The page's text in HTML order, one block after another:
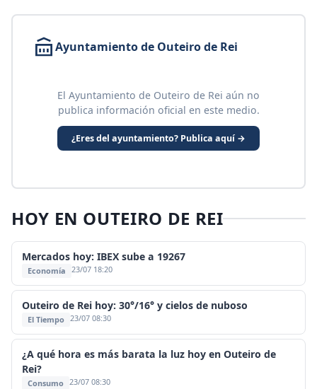
Ayuntamiento de Outeiro de Rei
El Ayuntamiento de Outeiro de Rei aún no
publica información oficial en este medio.
¿Eres del ayuntamiento? Publica aquí →
HOY EN OUTEIRO DE REI
Mercados hoy: IBEX sube a 19267
Economía 23/07 18:20
Outeiro de Rei hoy: 30°/16° y cielos de nuboso
El Tiempo 23/07 08:30
¿A qué hora es más barata la luz hoy en Outeiro de
Rei?
Consumo 23/07 08:30